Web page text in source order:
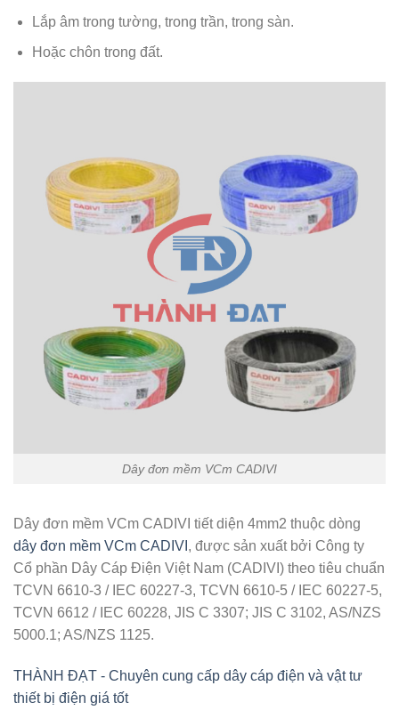
Lắp âm trong tường, trong trần, trong sàn.
Hoặc chôn trong đất.
Dây đơn mềm VCm CADIVI
Dây đơn mềm VCm CADIVI tiết diện 4mm2 thuộc dòng
dây đơn mềm VCm CADIVI , được sản xuất bởi Công ty
Cổ phần Dây Cáp Điện Việt Nam (CADIVI) theo tiêu chuẩn
TCVN 6610-3 / IEC 60227-3, TCVN 6610-5 / IEC 60227-5,
TCVN 6612 / IEC 60228, JIS C 3307; JIS C 3102, AS/NZS
5000.1; AS/NZS 1125.
THÀNH ĐẠT - Chuyên cung cấp dây cáp điện và vật tư
thiết bị điện giá tốt